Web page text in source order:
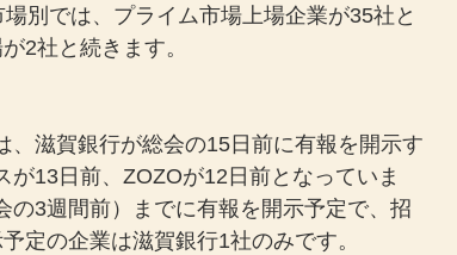
別では、プライム市場上場企業が35社と
2社と続きます。
滋賀銀行が総会の15日前に有報を開示す
13日前、ZOZOが12日前となっていま
3週間前）までに有報を開示予定で、招
定の企業は滋賀銀行1社のみです。